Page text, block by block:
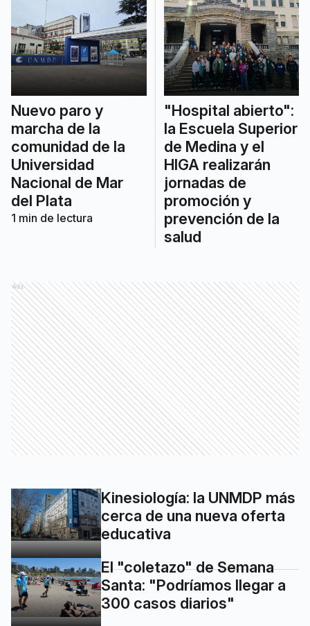
Nuevo paro y
marcha de la
comunidad de la
Universidad
Nacional de Mar
del Plata
1 min de lectura
"Hospital abierto":
la Escuela Superior
de Medina y el
HIGA realizarán
jornadas de
promoción y
prevención de la
salud
Ads
Kinesiología: la UNMDP más
cerca de una nueva oferta
educativa
El "coletazo" de Semana
Santa: "Podríamos llegar a
300 casos diarios"